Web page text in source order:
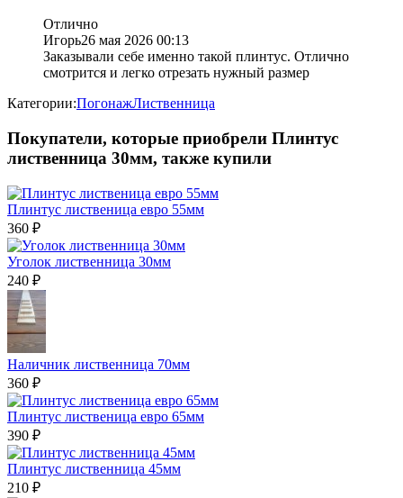
Отлично
Игорь26 мая 2026 00:13
Заказывали себе именно такой плинтус. Отлично
смотрится и легко отрезать нужный размер
Категории:ПогонажЛиственница
Покупатели, которые приобрели Плинтус
лиственница 30мм, также купили
Плинтус лиственица евро 55мм
360 ₽
Уголок лиственница 30мм
240 ₽
Наличник лиственница 70мм
360 ₽
Плинтус лиственица евро 65мм
390 ₽
Плинтус лиственница 45мм
210 ₽